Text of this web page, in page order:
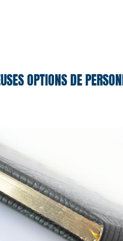
OPTIONS DE